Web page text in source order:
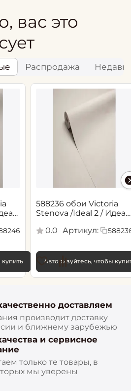
вас это
Распродажа
588236 обои Victoria
Stenova /Ideal 2 / Идеал
0.0
Артикул:
Авторизуйтесь, чтобы
доставляем
производит доставку
и ближнему зарубежью
и сервисное
только те товары, в
мы уверены